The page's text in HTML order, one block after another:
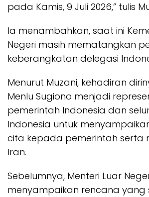
pada Kamis, 9 Juli 2026,” tulis
Ia menambahkan, saat ini
Negeri masih mematangkan
keberangkatan delegasi
Menurut Muzani, kehadiran
Menlu Sugiono menjadi
pemerintah Indonesia dan
Indonesia untuk
cita kepada pemerintah serta
Iran.
Sebelumnya, Menteri Luar
menyampaikan rencana yang